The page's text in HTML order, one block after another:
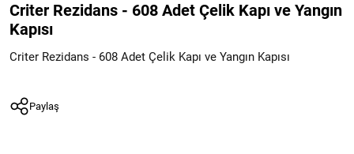
Criter Rezidans - 608 Adet Çelik Kapı ve Yangın
Kapısı
Criter Rezidans - 608 Adet Çelik Kapı ve Yangın Kapısı
Paylaş